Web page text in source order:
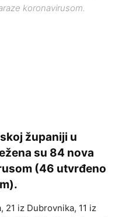
koronavirusom.
županiji u
su 84 nova
(46 utvrđeno
21 iz Dubrovnika, 11 iz